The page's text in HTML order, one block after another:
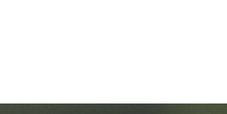
için kullanılabilir. Bu, web sitesinin
için kullanılabilir. Bu, web
belirli bir dizinde aramasına izin